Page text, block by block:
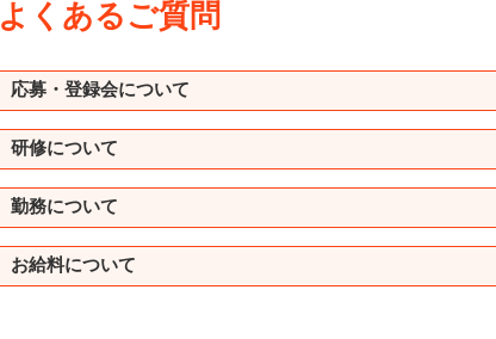
よくあるご質問
応募・登録会について
研修について
勤務について
お給料について